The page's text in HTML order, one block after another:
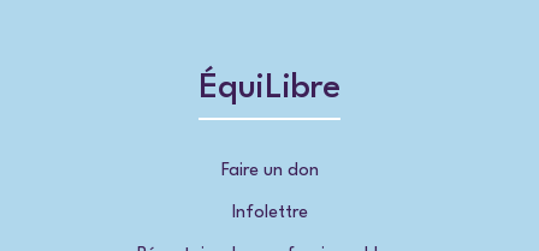
ÉquiLibre
Faire un don
Infolettre